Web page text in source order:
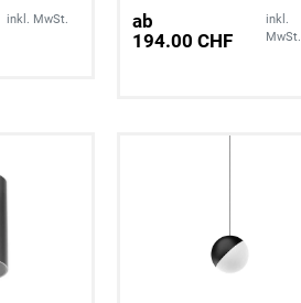
inkl. MwSt.
ab
194.00 CHF
inkl.
MwSt.